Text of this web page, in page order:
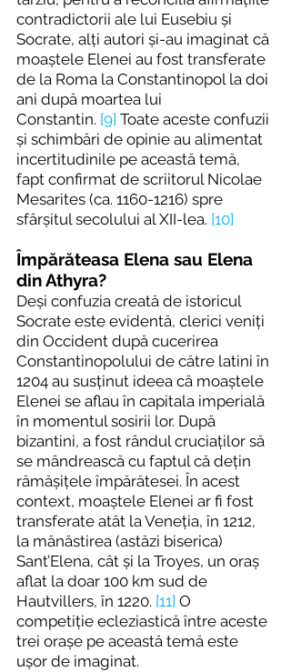
contradictorii ale lui Eusebiu și
Socrate, alți autori și-au imaginat că
moaștele Elenei au fost transferate
de la Roma la Constantinopol la doi
ani după moartea lui
Constantin. [9] Toate aceste confuzii
și schimbări de opinie au alimentat
incertitudinile pe această temă,
fapt confirmat de scriitorul Nicolae
Mesarites (ca. 1160-1216) spre
sfârșitul secolului al XII-lea. [10]
Împărăteasa Elena sau Elena
din Athyra?
Deși confuzia creată de istoricul
Socrate este evidentă, clerici veniți
din Occident după cucerirea
Constantinopolului de către latini în
1204 au susținut ideea că moaștele
Elenei se aflau în capitala imperială
în momentul sosirii lor. După
bizantini, a fost rândul cruciaților să
se mândrească cu faptul că dețin
rămășițele împărătesei. În acest
context, moaștele Elenei ar fi fost
transferate atât la Veneția, în 1212,
la mănăstirea (astăzi biserica)
Sant’Elena, cât și la Troyes, un oraș
aflat la doar 100 km sud de
Hautvillers, în 1220. [11] O
competiție ecleziastică între aceste
trei orașe pe această temă este
ușor de imaginat.